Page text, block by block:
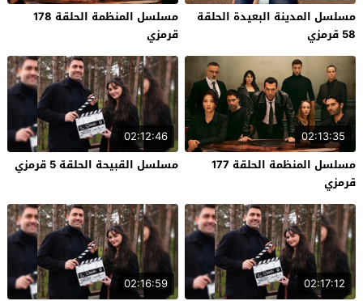
مسلسل المدينة البعيدة الحلقة
58 قرمزي
مسلسل المنظمة الحلقة 178
قرمزي
02:13:35
مسلسل المنظمة الحلقة 177
قرمزي
02:12:46
مسلسل القبيحة الحلقة 5 قرمزي
02:17:12
02:16:59